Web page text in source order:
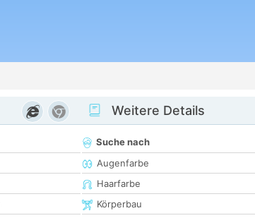
Weitere Details
Suche nach
Augenfarbe
Haarfarbe
Körperbau